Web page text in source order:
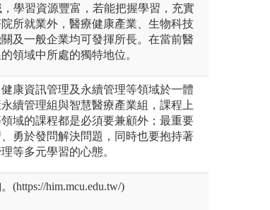
學習資源豐富，若能把握學習，充實
所就業外，醫療健康產業、生物科技
及一般企業均可發揮所長。在當前醫
領域中所處的獨特地位。
康資訊管理及永續管理等領域於一體
續管理組與智慧醫療產業組，課程上
域的課程都是必須要兼顧外；最重要
勇於發問解決問題，同時也要抱持著
等多元學習的心態。
(https://him.mcu.edu.tw/)